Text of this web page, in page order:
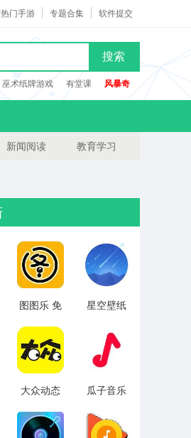
软件提交
专题合集
热门手游
搜索
巫术纸牌游戏 有堂课
风暴奇
新闻阅读 教育学习
图图乐 免
星空壁纸
版 v5.20.6
大众动态
版 v1.3.2
瓜子音乐